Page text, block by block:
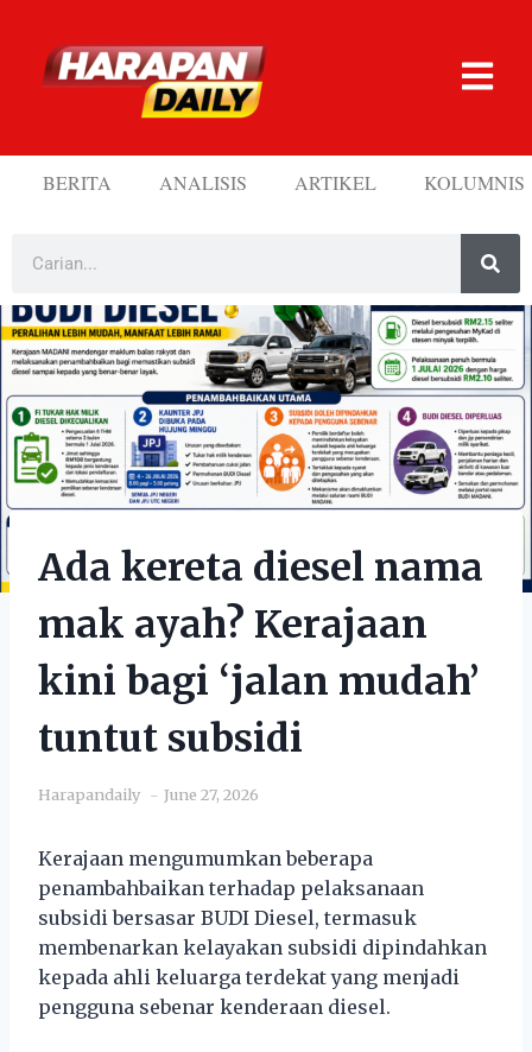
BERITA ANALISIS ARTIKEL KOLUMNIS
Ada kereta diesel nama
mak ayah? Kerajaan
kini bagi ‘jalan mudah’
tuntut subsidi
Harapandaily June 27, 2026
Kerajaan mengumumkan beberapa
penambahbaikan terhadap pelaksanaan
subsidi bersasar BUDI Diesel, termasuk
membenarkan kelayakan subsidi dipindahkan
kepada ahli keluarga terdekat yang menjadi
pengguna sebenar kenderaan diesel.